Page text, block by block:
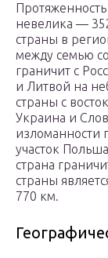
невелика —
страны в
между семью
граничит с
и Литвой на
страны с
Украина и
изломанности
участок
страна
страны
770 км.